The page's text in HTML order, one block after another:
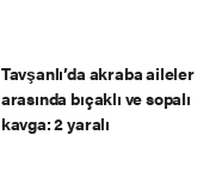
Tavşanlı’da akraba aileler
arasında bıçaklı ve sopalı
kavga: 2 yaralı